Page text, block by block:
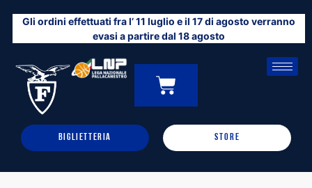
contenuto
Gli ordini effettuati fra l’ 11 luglio e il 17 di agosto verranno
evasi a partire dal 18 agosto
0
CARRELLO
BIGLIETTERIA STORE